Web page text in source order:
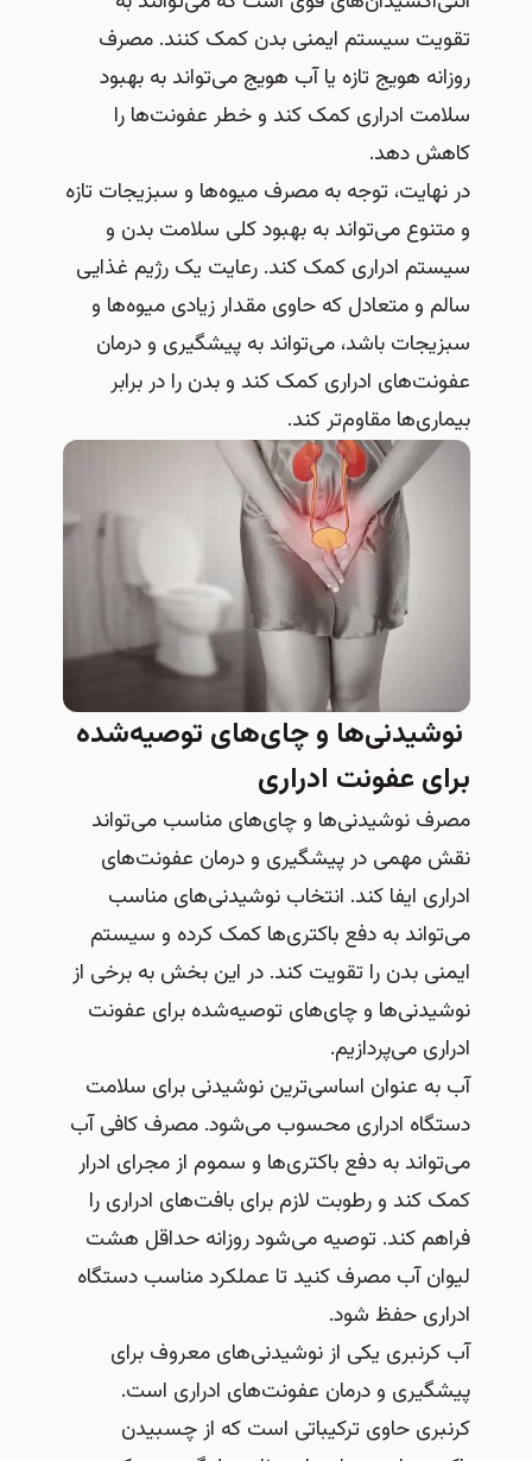
تقویت سیستم ایمنی بدن کمک کنند. مصرف
روزانه هویج تازه یا آب هویج می‌تواند به بهبود
سلامت ادراری کمک کند و خطر عفونت‌ها را
کاهش دهد.
در نهایت، توجه به مصرف میوه‌ها و سبزیجات تازه
و متنوع می‌تواند به بهبود کلی سلامت بدن و
سیستم ادراری کمک کند. رعایت یک رژیم غذایی
سالم و متعادل که حاوی مقدار زیادی میوه‌ها و
سبزیجات باشد، می‌تواند به پیشگیری و درمان
عفونت‌های ادراری کمک کند و بدن را در برابر
بیماری‌ها مقاوم‌تر کند.
نوشیدنی‌ها و چای‌های توصیه‌شده
برای عفونت ادراری
مصرف نوشیدنی‌ها و چای‌های مناسب می‌تواند
نقش مهمی در پیشگیری و درمان عفونت‌های
ادراری ایفا کند. انتخاب نوشیدنی‌های مناسب
می‌تواند به دفع باکتری‌ها کمک کرده و سیستم
ایمنی بدن را تقویت کند. در این بخش به برخی از
نوشیدنی‌ها و چای‌های توصیه‌شده برای عفونت
ادراری می‌پردازیم.
آب به عنوان اساسی‌ترین نوشیدنی برای سلامت
دستگاه ادراری محسوب می‌شود. مصرف کافی آب
می‌تواند به دفع باکتری‌ها و سموم از مجرای ادرار
کمک کند و رطوبت لازم برای بافت‌های ادراری را
فراهم کند. توصیه می‌شود روزانه حداقل هشت
لیوان آب مصرف کنید تا عملکرد مناسب دستگاه
ادراری حفظ شود.
آب کرنبری یکی از نوشیدنی‌های معروف برای
پیشگیری و درمان عفونت‌های ادراری است.
کرنبری حاوی ترکیباتی است که از چسبیدن